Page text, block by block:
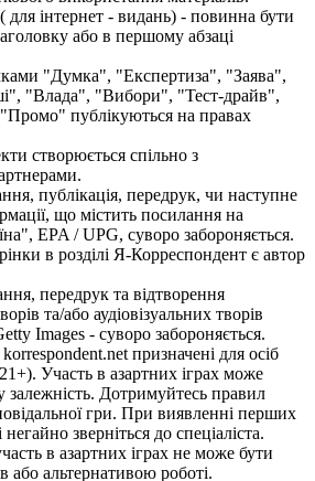
для інтернет - видань) - повинна бути
або в першому абзаці
"Думка", "Експертиза", "Заява",
"Влада", "Вибори", "Тест-драйв",
публікуються на правах
створюється спільно з
публікація, передрук, чи наступне
що містить посилання на
EPA / UPG, суворо забороняється.
в розділі Я-Корреспондент є автор
передрук та відтворення
та/або аудіовізуальних творів
Images - суворо забороняється.
призначені для осіб
Участь в азартних іграх може
залежність. Дотримуйтесь правил
гри. При виявленні перших
зверніться до спеціаліста.
в азартних іграх не може бути
або альтернативою роботі.